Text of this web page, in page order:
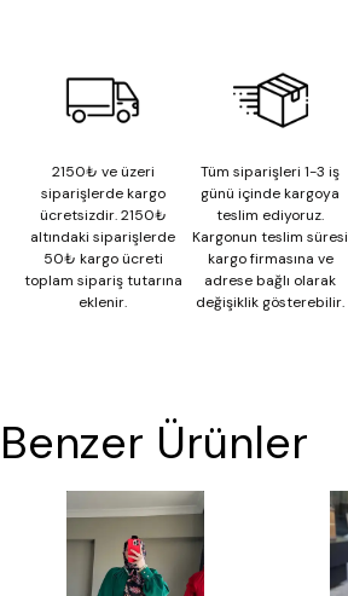
2150₺ ve üzeri
siparişlerde kargo
ücretsizdir. 2150₺
altındaki siparişlerde
50₺ kargo ücreti
toplam sipariş tutarına
eklenir.
Tüm siparişleri 1-3 iş
günü içinde kargoya
teslim ediyoruz.
Kargonun teslim süresi
kargo firmasına ve
adrese bağlı olarak
değişiklik gösterebilir.
Benzer Ürünler